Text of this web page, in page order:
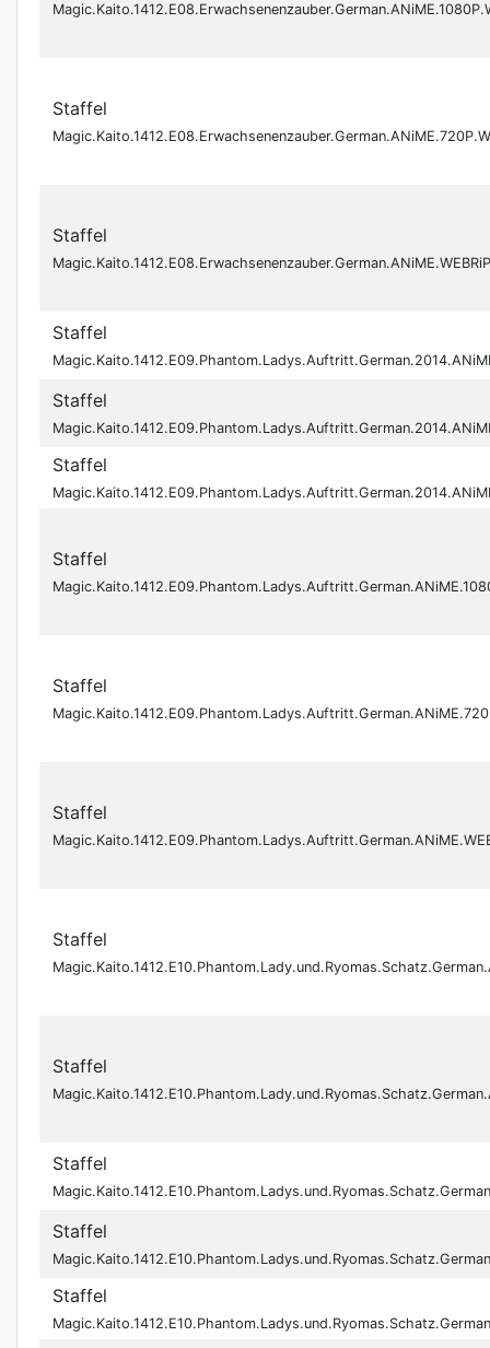
Staffel
Staffel
Staffel
Staffel
Staffel
Staffel
Staffel
Staffel
Staffel
Staffel
Staffel
Staffel
Staffel